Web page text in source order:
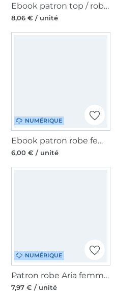
Ebook patron top / robe femme BULU Nähfrosch, en allemand
8,06 € / unité
NUMÉRIQUE
Ebook patron robe femme Stella Miss Doodle H1001, en français
6,00 € / unité
NUMÉRIQUE
Patron robe Aria femme pdf Fadenkäfer, en allemand
7,97 € / unité